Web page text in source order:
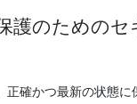
護のための
正確かつ最新の状態に